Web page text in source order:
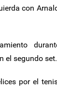
con
el segundo set.
por el